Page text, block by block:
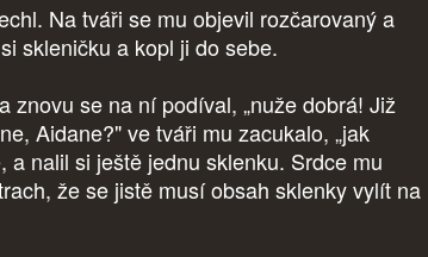
Na tváři se mu objevil rozčarovaný a
skleničku a kopl ji do sebe.
znovu se na ní podíval, „nuže dobrá! Již
Aidane?" ve tváři mu zacukalo, „jak
a nalil si ještě jednu sklenku. Srdce mu
že se jistě musí obsah sklenky vylít na